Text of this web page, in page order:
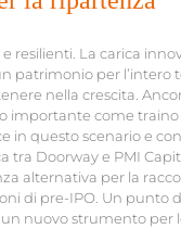
resilienti. La carica
patrimonio per l’intero
nella crescita.
importante come traino
in questo scenario e
tra Doorway e PMI
alternativa per la
di pre-IPO. Un punto
nuovo strumento per